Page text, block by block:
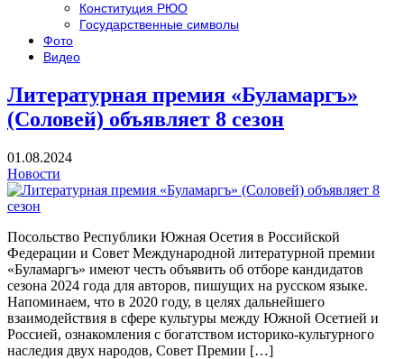
Конституция РЮО
Государственные символы
Фото
Видео
Литературная премия «Буламаргъ»
(Соловей) объявляет 8 сезон
01.08.2024
Новости
Посольство Республики Южная Осетия в Российской
Федерации и Совет Международной литературной премии
«Буламаргъ» имеют честь объявить об отборе кандидатов
сезона 2024 года для авторов, пишущих на русском языке.
Напоминаем, что в 2020 году, в целях дальнейшего
взаимодействия в сфере культуры между Южной Осетией и
Россией, ознакомления с богатством историко-культурного
наследия двух народов, Совет Премии […]